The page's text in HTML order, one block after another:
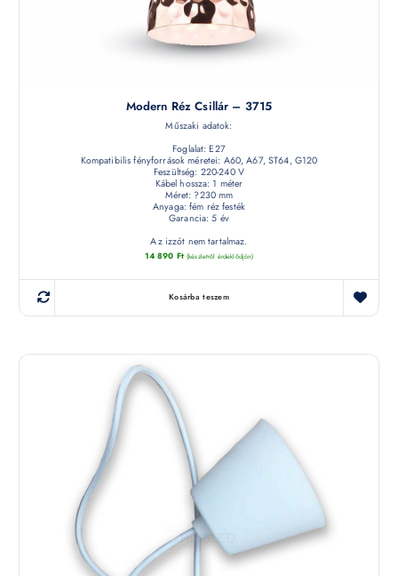
Modern Réz Csillár – 3715
Műszaki adatok:
Foglalat: E27
Kompatibilis fényforrások méretei: A60, A67, ST64, G120
Feszültség: 220-240 V
Kábel hossza: 1 méter
Méret: ?230 mm
Anyaga: fém réz festék
Garancia: 5 év
Az izzót nem tartalmaz.
14 890 Ft (készletről érdeklődjön)
Kosárba teszem